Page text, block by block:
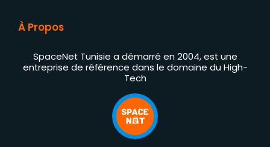
À Propos
SpaceNet Tunisie a démarré en 2004, est une
entreprise de référence dans le domaine du High-
Tech